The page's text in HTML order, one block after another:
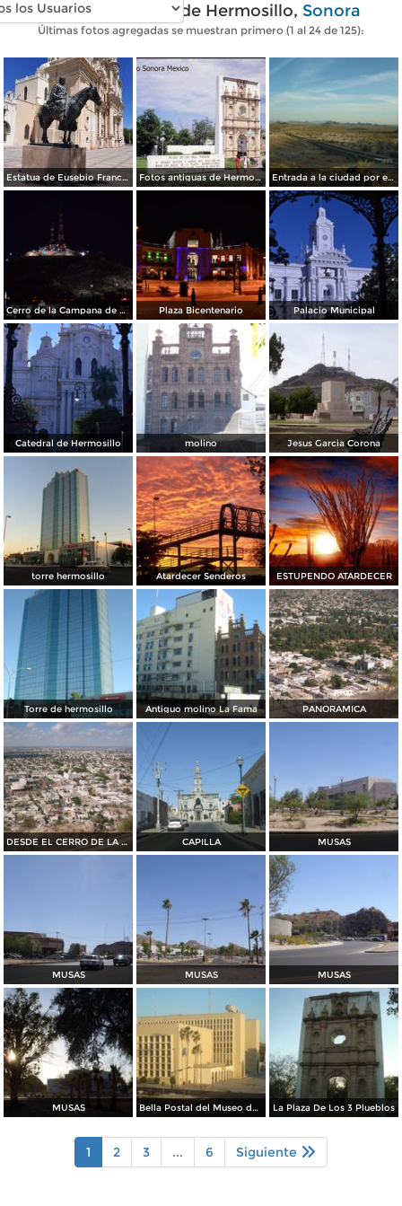
Fotos modernas de Hermosillo, Sonora
Últimas fotos agregadas se muestran primero (1 al 24 de 125):
Estatua de Eusebio Francisco Kino Fotos antiguas de Hermosillo Entrada a la ciudad por el sur
Cerro de la Campana de Noche Plaza Bicentenario Palacio Municipal
Catedral de Hermosillo molino Jesus Garcia Corona
torre hermosillo Atardecer Senderos ESTUPENDO ATARDECER
Torre de hermosillo Antiguo molino La Fama PANORAMICA
DESDE EL CERRO DE LA CAMPANA CAPILLA MUSAS
MUSAS MUSAS MUSAS
MUSAS Bella Postal del Museo de La Universidad La Plaza De Los 3 Plueblos
1 2 3 ... 6 Siguiente